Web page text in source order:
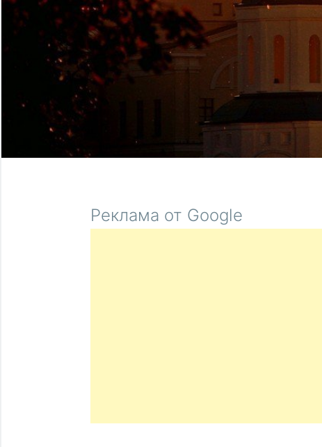
Реклама от Google